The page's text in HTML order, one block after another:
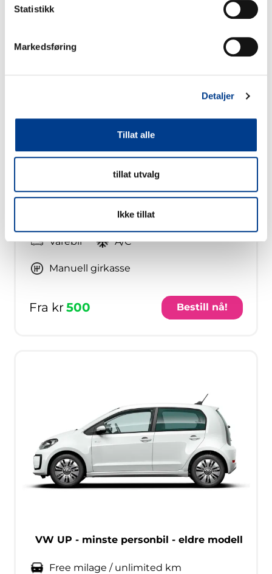
Statistikk
Markedsføring
Detaljer
Tillat alle
tillat utvalg
Ikke tillat
Mindre varebil 4m3
2kr per extra km
Varebil A/C
Manuell girkasse
Fra kr500 Bestill nå!
VW UP - minste personbil - eldre modell
Free milage / unlimited km